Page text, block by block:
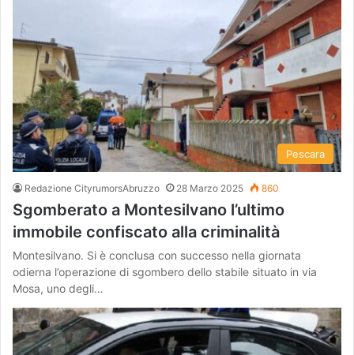
Pescara
Redazione CityrumorsAbruzzo 28 Marzo 2025 860
Sgomberato a Montesilvano l’ultimo
immobile confiscato alla criminalità
Montesilvano. Si è conclusa con successo nella giornata
odierna l’operazione di sgombero dello stabile situato in via
Mosa, uno degli…